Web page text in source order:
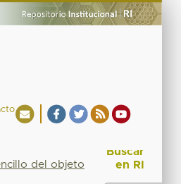
del objeto
Buscar
en RI